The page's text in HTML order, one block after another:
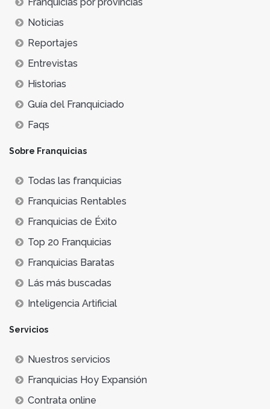
Noticias
Reportajes
Entrevistas
Historias
Guía del Franquiciado
Faqs
Sobre Franquicias
Todas las franquicias
Franquicias Rentables
Franquicias de Éxito
Top 20 Franquicias
Franquicias Baratas
Lás más buscadas
Inteligencia Artificial
Servicios
Nuestros servicios
Franquicias Hoy Expansión
Contrata online